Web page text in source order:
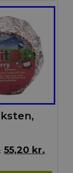
Den
55,20 kr.Den